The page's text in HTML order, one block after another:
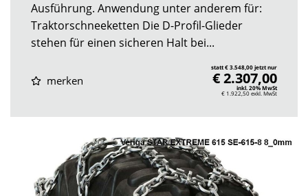
Ausführung. Anwendung unter anderem für:
Traktorschneeketten Die D-Profil-Glieder
stehen für einen sicheren Halt bei...
merken
statt € 3.548,00 jetzt nur
€ 2.307,00
inkl. 20% MwSt
€ 1.922,50exkl. MwSt